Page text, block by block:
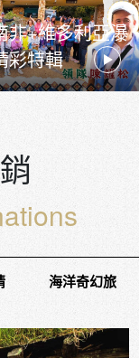
非+維多利亞瀑
彩特輯
海洋奇幻旅